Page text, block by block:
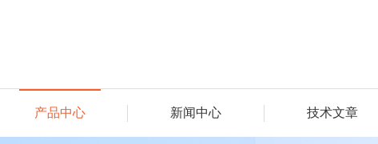
产品中心 新闻中心 技术文章